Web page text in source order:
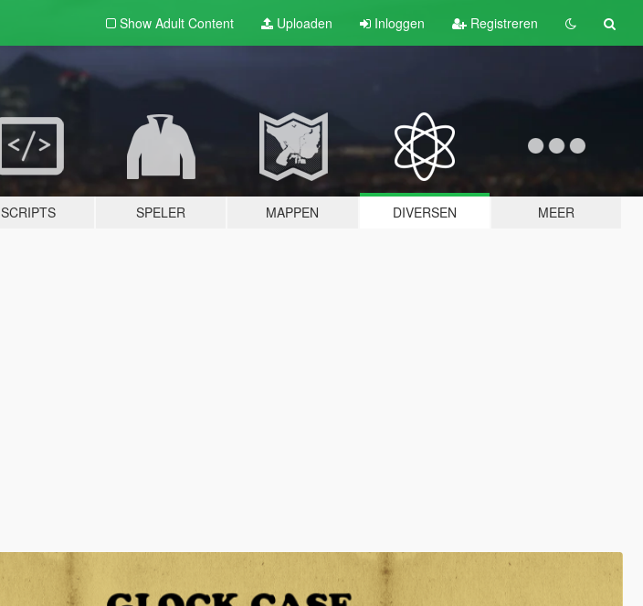
Show Adult Content Uploaden Inloggen Registreren
SCRIPTS SPELER MAPPEN DIVERSEN MEER